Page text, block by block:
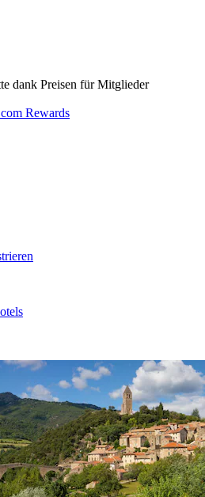
dank Preisen für Mitglieder
Rewards